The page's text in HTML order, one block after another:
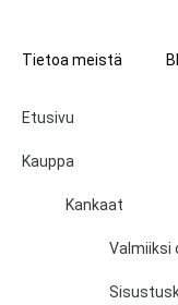
Tietoa meistä
Etusivu
Kauppa
Kankaat
Valmiiksi